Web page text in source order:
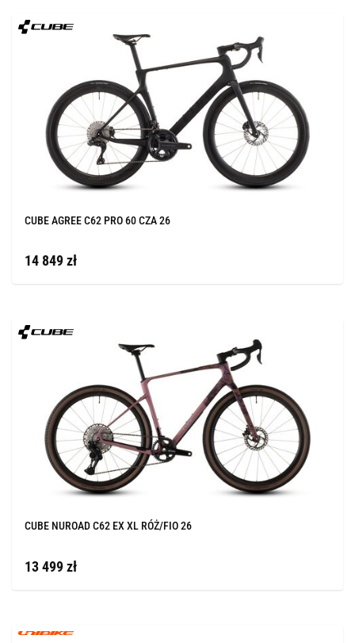
CUBE AGREE C62 PRO 60 CZA 26
14 849 zł
CUBE NUROAD C62 EX XL RÓŻ/FIO 26
13 499 zł